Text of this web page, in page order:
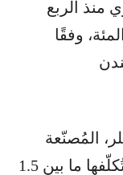
منذ الربع
بنسبة 6.3 في المئة، وفقًا
المُصنّعة
للمعدات، أن الرسوم الجمركية ستُكلّفها ما بين 1.5